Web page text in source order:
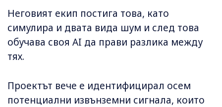
Неговият екип постига това, като
симулира и двата вида шум и след това
обучава своя AI да прави разлика между
тях.
Проектът вече е идентифицирал осем
потенциални извънземни сигнала, които